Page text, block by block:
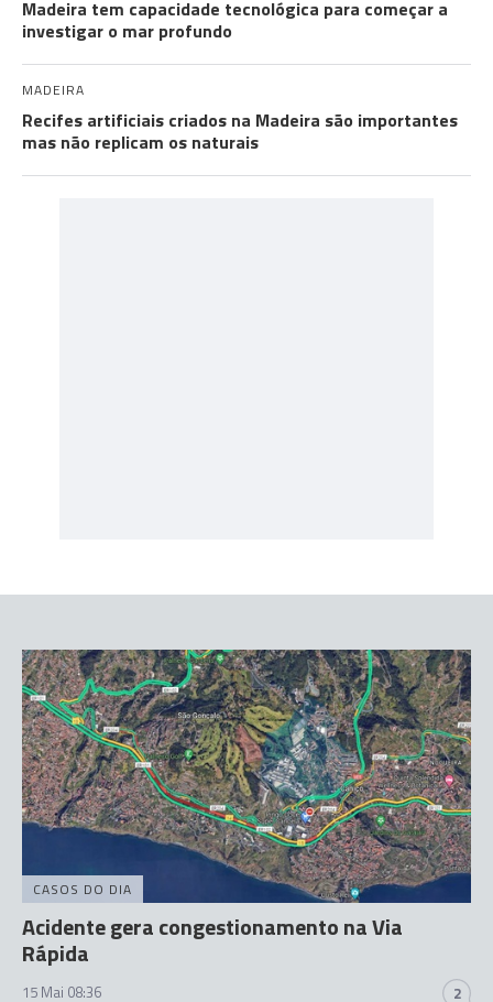
Madeira tem capacidade tecnológica para começar a
investigar o mar profundo
MADEIRA
Recifes artificiais criados na Madeira são importantes
mas não replicam os naturais
CASOS DO DIA
Acidente gera congestionamento na Via
Rápida
15 Mai 08:36 2